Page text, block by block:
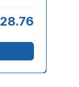
28.76